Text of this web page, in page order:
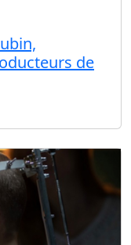
de